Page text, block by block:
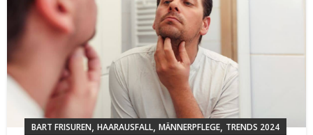
BART FRISUREN, HAARAUSFALL, MÄNNERPFLEGE, TRENDS 2024